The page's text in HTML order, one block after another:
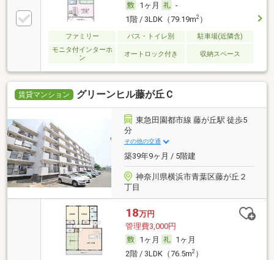
1ヶ月
-
1階 / 3LDK（79.19m2）
ファミリー バス・トイレ別
駐車場(近隣含)
モニタ付インターホ
ン
オートロック付き 収納スペース
賃貸マンション グリーンヒル藤が丘Ｃ
東急田園都市線 藤が丘駅 徒歩5
分
その他の交通
築39年9ヶ月 / 5階建
神奈川県横浜市青葉区藤が丘２
丁目
18万円
管理費3,000円
1ヶ月
1ヶ月
2階 / 3LDK（76.5m2）